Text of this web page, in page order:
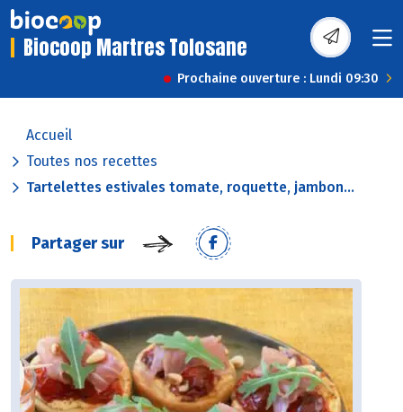
Biocoop Martres Tolosane
Prochaine ouverture : Lundi 09:30
Accueil
Toutes nos recettes
Tartelettes estivales tomate, roquette, jambon...
Partager sur